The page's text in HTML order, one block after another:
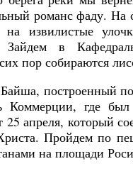
романс фаду.
на извилистые
Зайдем в
пор собираются
построенный
Коммерции, где был
25 апреля, который
Пройдем по
на площади